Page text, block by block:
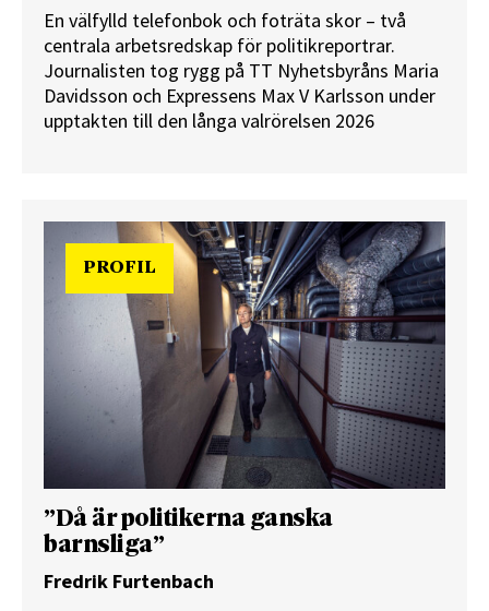
En välfylld telefonbok och foträta skor – två
centrala arbetsredskap för politikreportrar.
Journalisten tog rygg på TT Nyhetsbyråns Maria
Davidsson och Expressens Max V Karlsson under
upptakten till den långa valrörelsen 2026
PROFIL
”Då är politikerna ganska
barnsliga”
Fredrik Furtenbach